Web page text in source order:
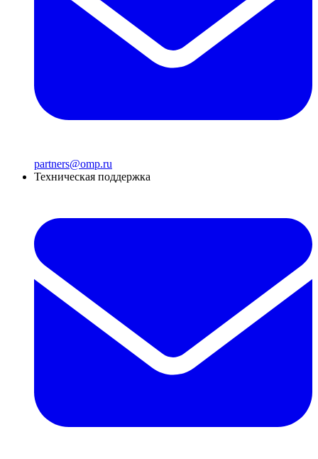
partners@omp.ru
Техническая поддержка